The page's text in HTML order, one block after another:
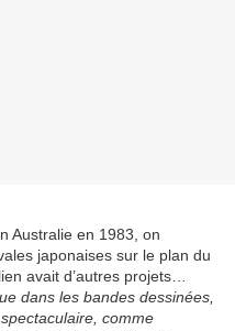
Australie en 1983, on
japonaises sur le plan du
avait d’autres projets…
dans les bandes dessinées,
comme